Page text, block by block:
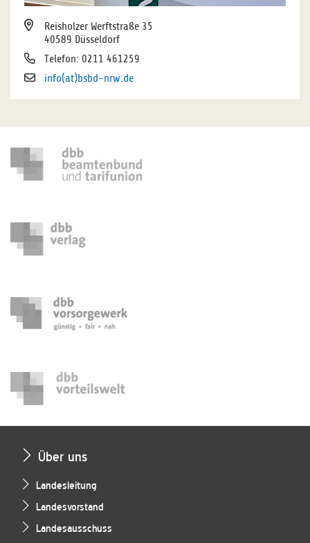
Reisholzer Werftstraße 35
40589 Düsseldorf
Telefon: 0211 461259
info(at)bsbd-nrw.de
Über uns
Landesleitung
Landesvorstand
Landesausschuss